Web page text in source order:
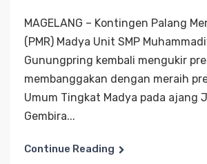
MAGELANG – Kontingen Palang
(PMR) Madya Unit SMP
Gunungpring kembali mengukir
membanggakan dengan meraih
Umum Tingkat Madya pada ajang
Gembira...
Continue Reading